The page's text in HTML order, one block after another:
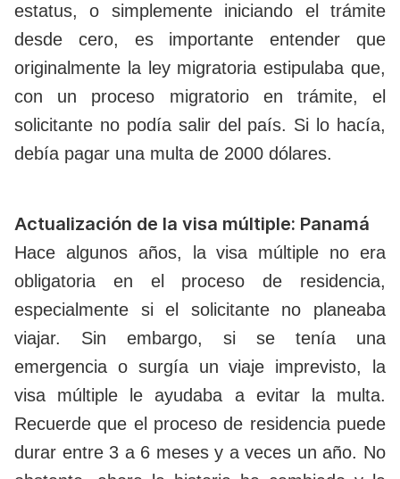
estatus, o simplemente iniciando el trámite
desde cero, es importante entender que
originalmente la ley migratoria estipulaba que,
con un proceso migratorio en trámite, el
solicitante no podía salir del país. Si lo hacía,
debía pagar una multa de 2000 dólares.
Actualización de la visa múltiple: Panamá
Hace algunos años, la visa múltiple no era
obligatoria en el proceso de residencia,
especialmente si el solicitante no planeaba
viajar. Sin embargo, si se tenía una
emergencia o surgía un viaje imprevisto, la
visa múltiple le ayudaba a evitar la multa.
Recuerde que el proceso de residencia puede
durar entre 3 a 6 meses y a veces un año. No